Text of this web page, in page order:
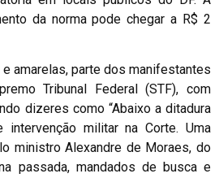
da norma pode chegar a R$ 2
amarelas, parte dos manifestantes
Tribunal Federal (STF), com
dizeres como “Abaixo a ditadura
militar na Corte. Uma
ministro Alexandre de Moraes, do
passada, mandados de busca e